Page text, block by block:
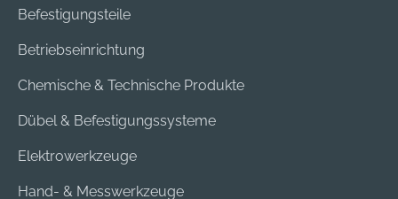
Befestigungsteile
Betriebseinrichtung
Chemische & Technische Produkte
Dübel & Befestigungssysteme
Elektrowerkzeuge
Hand- & Messwerkzeuge